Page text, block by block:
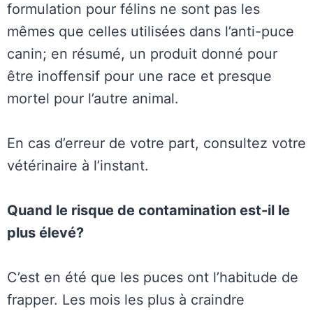
formulation pour félins ne sont pas les
mêmes que celles utilisées dans l’anti-puce
canin; en résumé, un produit donné pour
être inoffensif pour une race et presque
mortel pour l’autre animal.
En cas d’erreur de votre part, consultez votre
vétérinaire à l’instant.
Quand le risque de contamination est-il le
plus élevé?
C’est en été que les puces ont l’habitude de
frapper. Les mois les plus à craindre